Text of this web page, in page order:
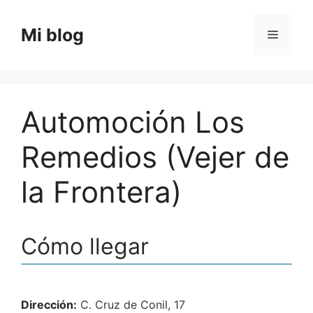
contenido
Mi blog Menú
Automoción Los
Remedios (Vejer de
la Frontera)
Cómo llegar
Dirección: C. Cruz de Conil, 17